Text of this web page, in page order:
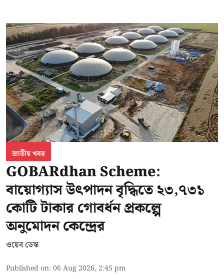
জাতীয় খবর
GOBARdhan Scheme:
বায়োগ্যাস উৎপাদন বৃদ্ধিতে ২৩,৭৩১
কোটি টাকার গোবর্ধন প্রকল্পে
অনুমোদন কেন্দ্রের
ওয়েব ডেস্ক
Published on:06 Aug 2026, 2:45 pm